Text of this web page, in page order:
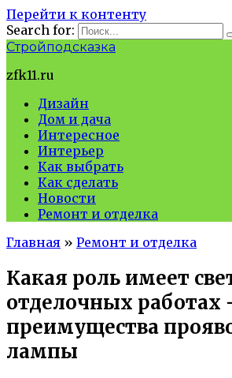
Перейти к контенту
Search for:
Стройподсказка
zfk11.ru
Дизайн
Дом и дача
Интересное
Интерьер
Как выбрать
Как сделать
Новости
Ремонт и отделка
Главная » Ремонт и отделка
Какая роль имеет
отделочных работах
преимущества
лампы